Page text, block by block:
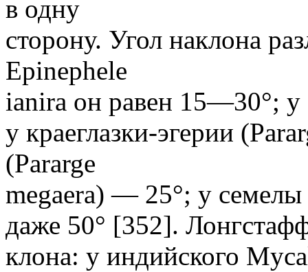
в одну
сторону. Угол наклона
Epinephele
ianira он равен 15—30°;
у краеглазки-эгерии
(Pararge
megaera) — 25°; у
даже 50° [352].
клона: у индийского